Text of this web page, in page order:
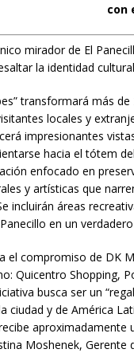
con
mirador de El
la identidad
transformará más
locales y
impresionantes
hacia el tótem
enfocado en
y artísticas que
incluirán áreas
en un
el compromiso de DK
Quicentro Shopping,
busca ser un
ciudad y de América
Moshenek,